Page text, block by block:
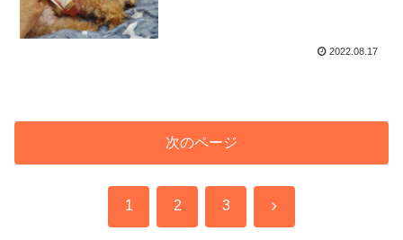
2022.08.17
次のページ
1 2 3 次